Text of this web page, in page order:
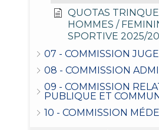
QUOTAS
HOMMES /
SPORTIVE 2025/
07 - COMMISSION
08 - COMMISSION
09 - COMMISSION
PUBLIQUE ET
10 - COMMISSION